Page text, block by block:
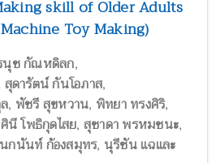
skill of Older Adults
Toy Making)
นุช กัณหดิลก,
สุดารัตน์ กันโอภาส,
, พัชรี สุขหวาน, พิทยา ทรงศิริ,
นี โพธิกุดไสย, สุชาดา พรหมชนะ,
กนันท์ ก้องสมุทร, นุรีซัน แฉและ